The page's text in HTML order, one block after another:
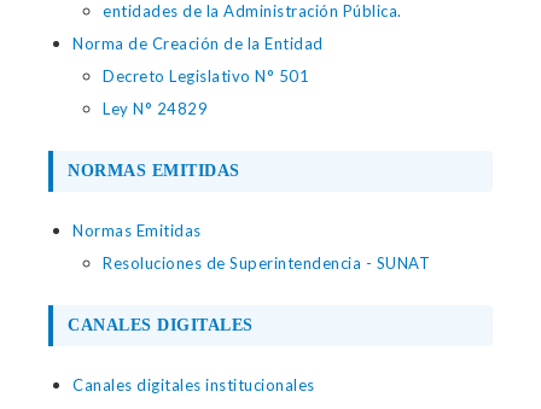
entidades de la Administración Pública.
Norma de Creación de la Entidad
Decreto Legislativo N° 501
Ley N° 24829
NORMAS EMITIDAS
Normas Emitidas
Resoluciones de Superintendencia - SUNAT
CANALES DIGITALES
Canales digitales institucionales